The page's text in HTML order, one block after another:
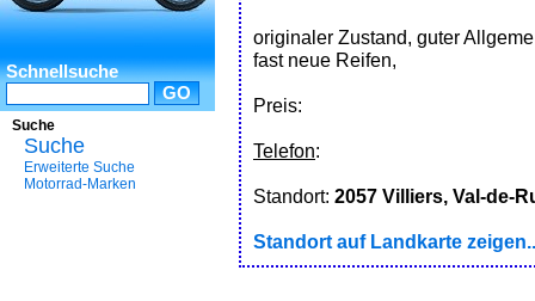
Schnellsuche
Suche
Suche
Erweiterte Suche
Motorrad-Marken
originaler Zustand, guter
fast neue Reifen,
Preis:
Telefon:
Standort: 2057 Villiers, Val-de-
Standort auf Landkarte